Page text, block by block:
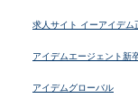
求人サイト イーアイデム
アイデムエージェント新
アイデムグローバル